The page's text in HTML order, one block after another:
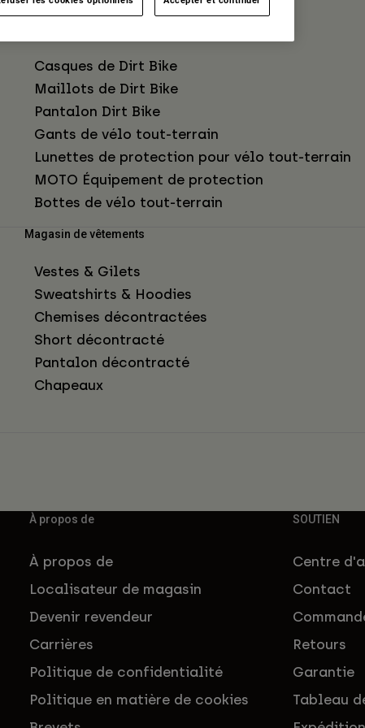
Casques de Dirt Bike
Maillots de Dirt Bike
Pantalon Dirt Bike
Gants de vélo tout-terrain
Lunettes de protection pour vélo tout-terrain
MOTO Équipement de protection
Bottes de vélo tout-terrain
Magasin de vêtements
Vestes & Gilets
Sweatshirts & Hoodies
Chemises décontractées
Short décontracté
Pantalon décontracté
Chapeaux
À propos de
À propos de
Localisateur de magasin
Devenir revendeur
Carrières
Politique de confidentialité
Politique en matière de cookies
SOUTIEN
Centre
Contact
Retours
Garantie
Tableau